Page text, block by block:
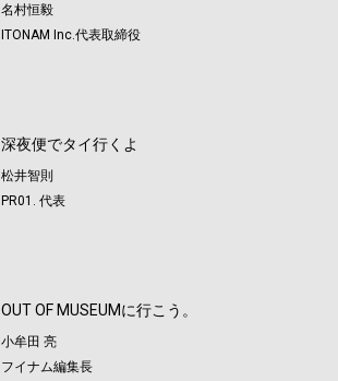
名村恒毅
ITONAM Inc.代表取締役
深夜便でタイ行くよ
松井智則
PR01. 代表
OUT OF MUSEUMに行こう。
小牟田 亮
フイナム編集長